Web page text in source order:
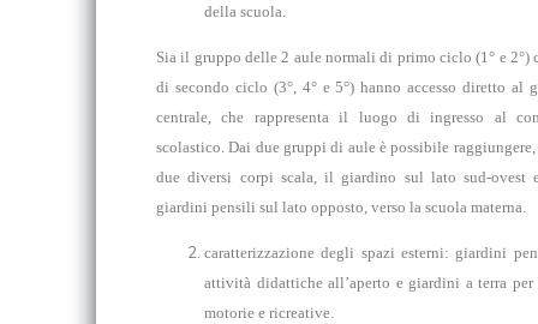
della scuola.
Sia il gruppo delle 2 aule normali di primo ciclo (1° e 2°)
di secondo ciclo (3°, 4° e 5°) hanno accesso diretto al
centrale, che rappresenta il luogo di ingresso al
scolastico. Dai due gruppi di aule è possibile
due diversi corpi scala, il giardino sul lato sud-ovest
giardini pensili sul lato opposto, verso la scuola materna.
caratterizzazione degli spazi esterni: giardini
attività didattiche all’aperto e giardini a terra
motorie e ricreative.